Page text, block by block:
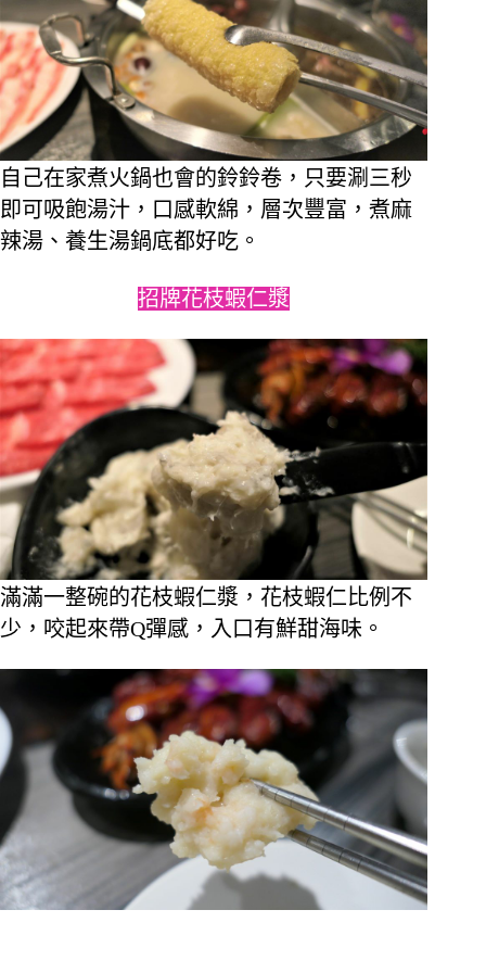
自己在家煮火鍋也會的鈴鈴卷，只要涮三秒
即可吸飽湯汁，口感軟綿，層次豐富，煮麻
辣湯、養生湯鍋底都好吃。
招牌花枝蝦仁漿
滿滿一整碗的花枝蝦仁漿，花枝蝦仁比例不
少，咬起來帶Q彈感，入口有鮮甜海味。